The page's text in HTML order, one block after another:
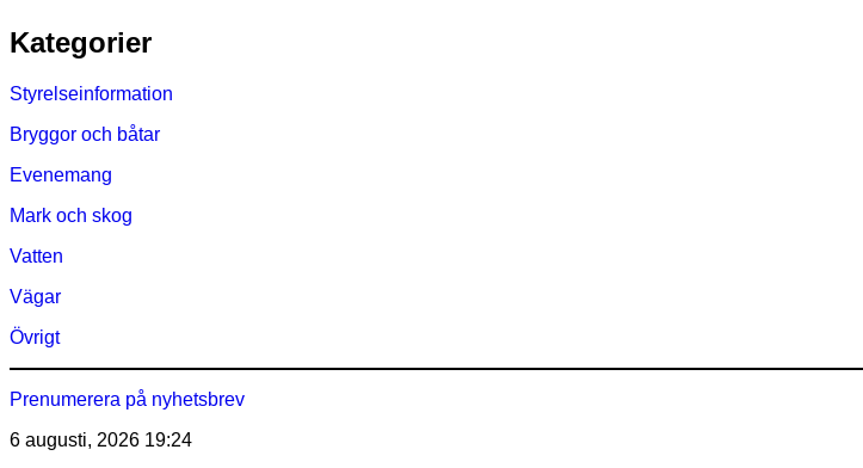
Hoppa
till
Kategorier
Styrelseinformation
Bryggor och båtar
Evenemang
Mark och skog
Vatten
Vägar
Övrigt
Prenumerera på nyhetsbrev
6 augusti, 2026 19:24